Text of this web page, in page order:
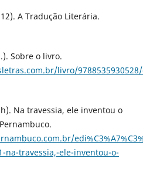
A Tradução Literária.
Sobre o livro.
livro/
Na travessia, ele inventou o
na-travessia,-ele-inventou-o-